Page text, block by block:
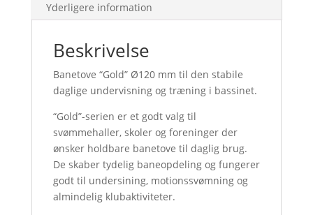
Yderligere information
Beskrivelse
Banetove “Gold” Ø120 mm til den stabile
daglige undervisning og træning i bassinet.
“Gold”-serien er et godt valg til
svømmehaller, skoler og foreninger der
ønsker holdbare banetove til daglig brug.
De skaber tydelig baneopdeling og fungerer
godt til undersining, motionssvømning og
almindelig klubaktiviteter.